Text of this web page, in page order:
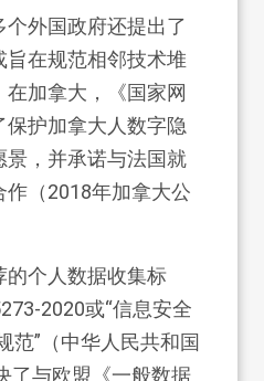
外国政府还提出了
旨在规范相邻技术堆
加拿大，《国家网
护加拿大人数字隐
，并承诺与法国就
（2018年加拿大公
的个人数据收集标
2020或“信息安全
范”（中华人民共和国
了与欧盟《一般数据